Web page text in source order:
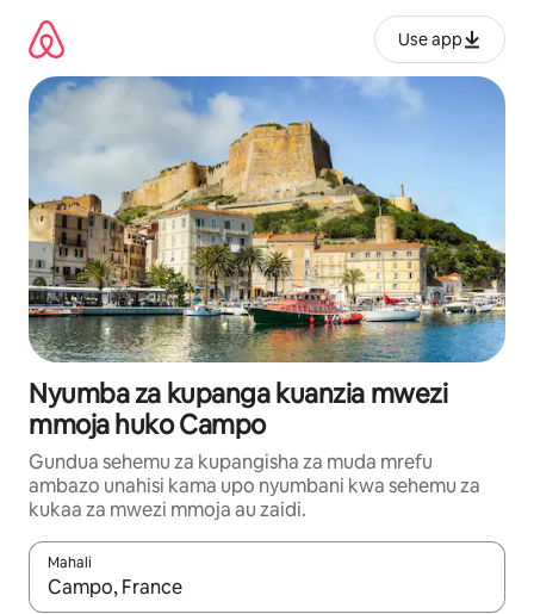
kwenda
kwenye
maudhui
Use app
Nyumba za kupanga kuanzia mwezi
mmoja huko Campo
Gundua sehemu za kupangisha za muda mrefu
ambazo unahisi kama upo nyumbani kwa sehemu za
kukaa za mwezi mmoja au zaidi.
Mahali
Wakati matokeo yanapatikana, vinjari kwa kutumia vitufe vya